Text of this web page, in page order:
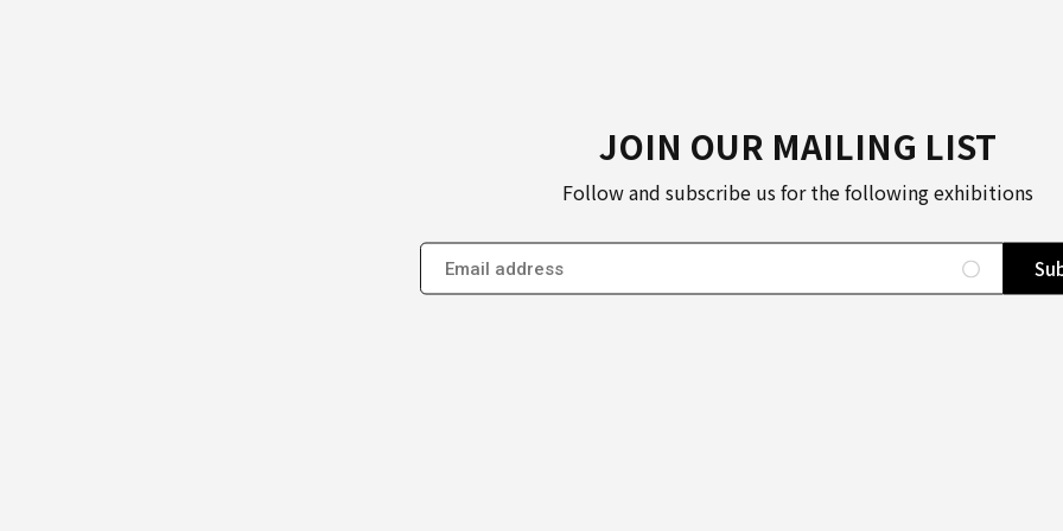
JOIN OUR MAILING LIST
Follow and subscribe us for the following exhibitions